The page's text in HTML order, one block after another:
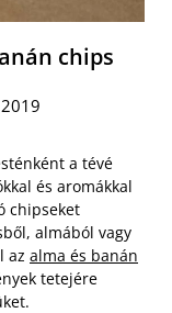
chips
a tévé
és aromákkal
chipseket
almából vagy
az alma és banán
tetejére